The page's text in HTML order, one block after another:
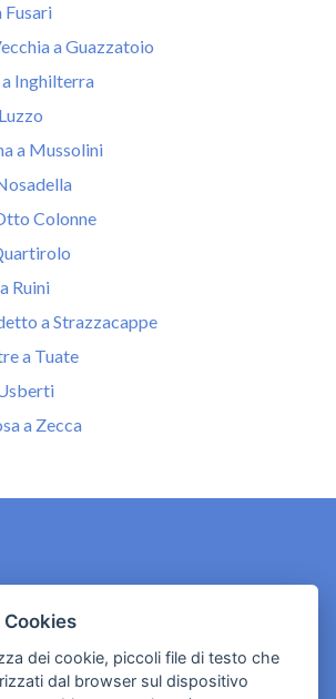
Fusari
a Guazzatoio
Inghilterra
a Mussolini
Colonne
Ruini
a Strazzacappe
a Tuate
a Zecca
privacy
dei cookie, piccoli file di testo che
dal browser sul dispositivo